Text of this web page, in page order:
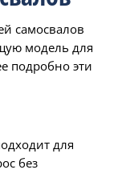
самосвалов
модель для
подробно эти
для
без